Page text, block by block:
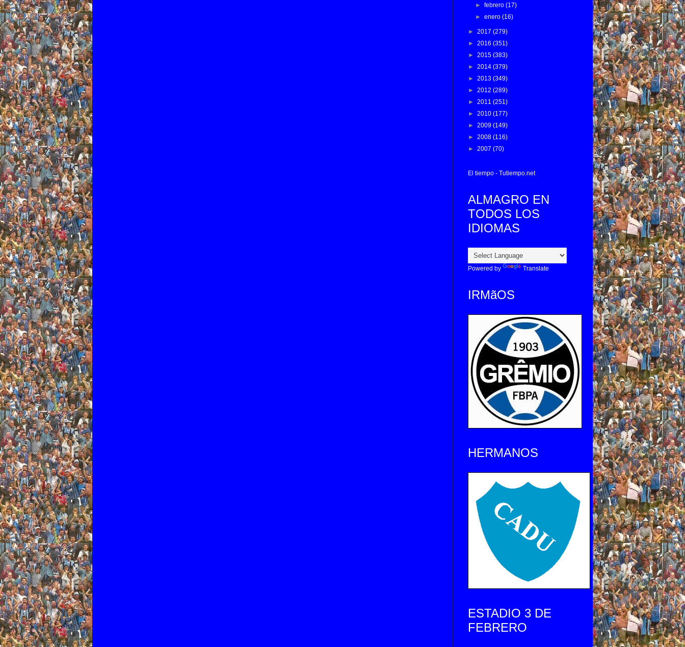
►febrero(17)
►enero(16)
► 2017 (279)
► 2016 (351)
► 2015 (383)
► 2014 (379)
► 2013 (349)
► 2012 (289)
► 2011 (251)
► 2010 (177)
► 2009 (149)
► 2008 (116)
► 2007 (70)
El tiempo - Tutiempo.net
ALMAGRO EN
TODOS LOS
IDIOMAS
Powered by Translate
IRMãOS
HERMANOS
ESTADIO 3 DE
FEBRERO